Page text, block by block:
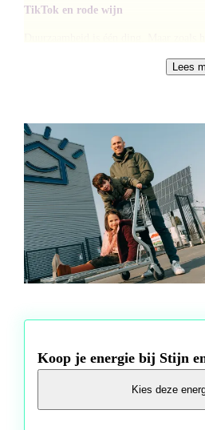
TikTok en rode wijn
zich graag laaft aan een glas Italiaanse
“We vinden het top dat Bolt energie
“Als je passeert aan onze winkel in
ver zien staan en kan je trots zeggen:
Wil je meer weten over
zelfbouwmarkt.be
Lees
Koop je energie bij Stijn
Kies deze